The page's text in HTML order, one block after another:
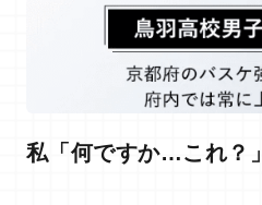
私「何ですか…これ？」